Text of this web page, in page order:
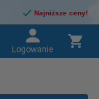
Najniższe ceny!
Logowanie